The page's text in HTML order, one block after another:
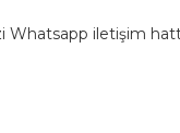
Whatsapp iletişim